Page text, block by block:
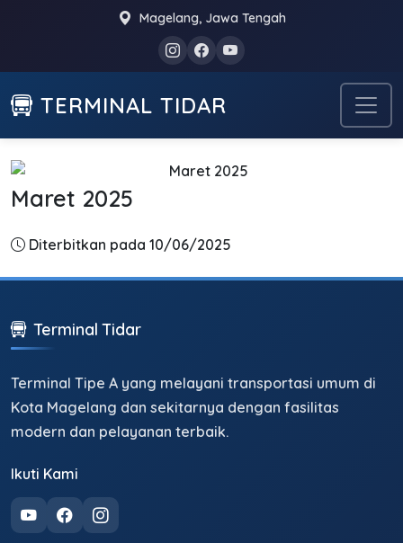
Magelang, Jawa Tengah
TERMINAL TIDAR
Maret 2025
Diterbitkan pada 10/06/2025
Terminal Tidar
Terminal Tipe A yang melayani transportasi umum di
Kota Magelang dan sekitarnya dengan fasilitas
modern dan pelayanan terbaik.
Ikuti Kami